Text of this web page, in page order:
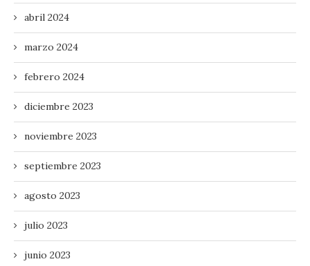
abril 2024
marzo 2024
febrero 2024
diciembre 2023
noviembre 2023
septiembre 2023
agosto 2023
julio 2023
junio 2023